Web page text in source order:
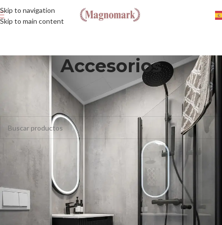
Skip to navigation
Skip to main content
Accesorios
Accesorios
No se han encontrado productos que coincidan con tu selección.